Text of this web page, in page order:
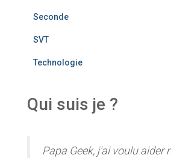
Seconde
SVT
Technologie
Qui suis je ?
Papa Geek, j'ai voulu aider